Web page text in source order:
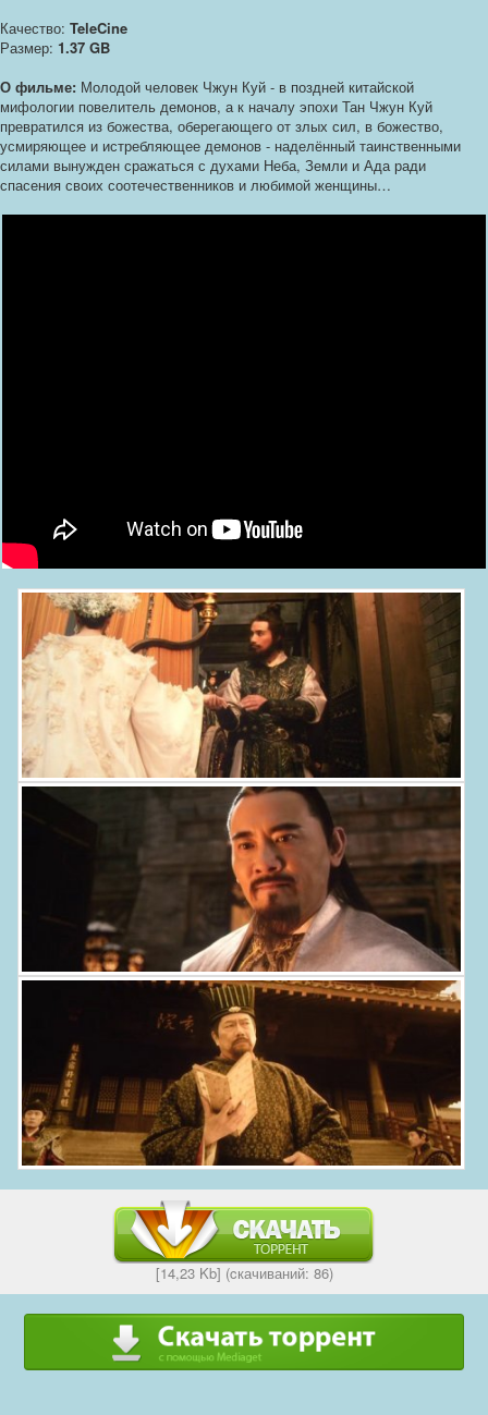
Качество: TeleCine
Размер: 1.37 GB
О фильме: Молодой человек Чжун Куй - в поздней китайской
мифологии повелитель демонов, а к началу эпохи Тан Чжун Куй
превратился из божества, оберегающего от злых сил, в божество,
усмиряющее и истребляющее демонов - наделённый таинственными
силами вынужден сражаться с духами Неба, Земли и Ада ради
спасения своих соотечественников и любимой женщины…
[14,23 Kb] (cкачиваний: 86)